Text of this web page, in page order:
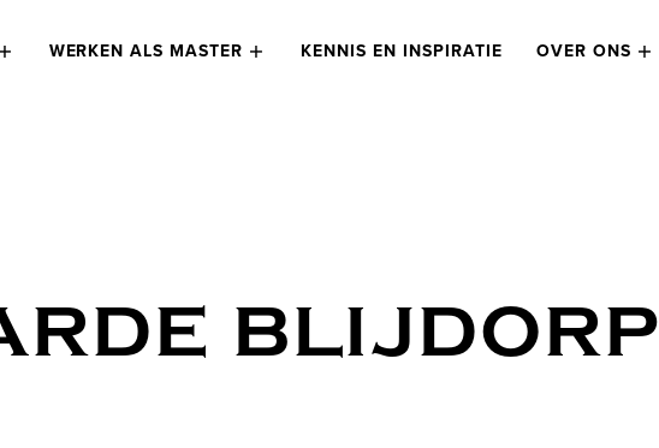
WERKEN ALS MASTER KENNIS EN INSPIRATIE OVER ONS
BLIJDORP